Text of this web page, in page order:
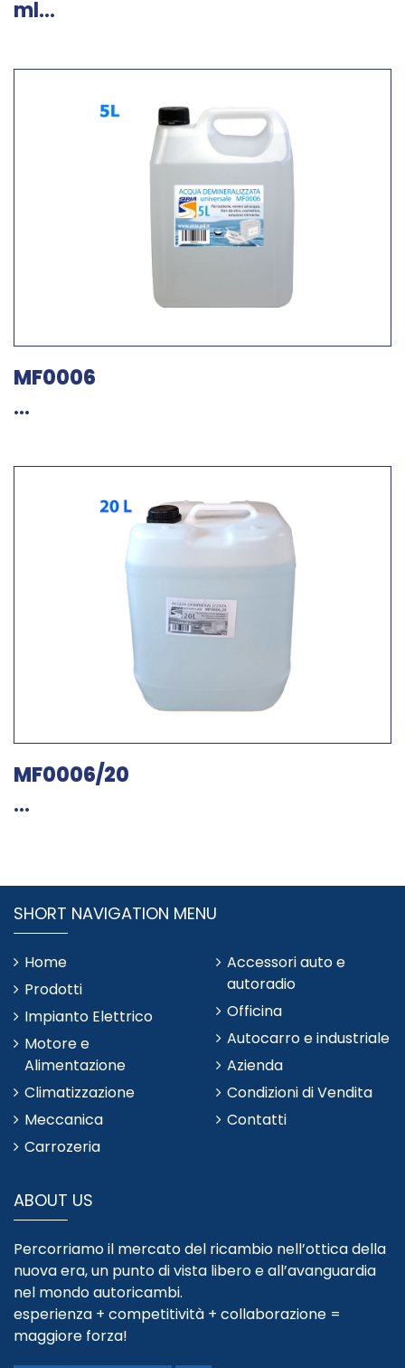
ml...
MF0006
...
MF0006/20
...
SHORT NAVIGATION MENU
Home
Prodotti
Impianto Elettrico
Motore e
Alimentazione
Climatizzazione
Meccanica
Carrozeria
Accessori auto e
autoradio
Officina
Autocarro e industriale
Azienda
Condizioni di Vendita
Contatti
ABOUT US
Percorriamo il mercato del ricambio nell’ottica della
nuova era, un punto di vista libero e all’avanguardia
nel mondo autoricambi.
esperienza + competitività + collaborazione =
maggiore forza!